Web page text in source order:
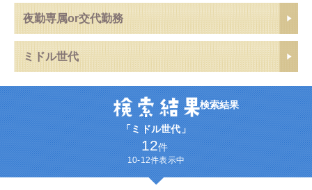
夜勤専属or交代勤務
ミドル世代
検索結果
「ミドル世代」
12件
10-12件表示中